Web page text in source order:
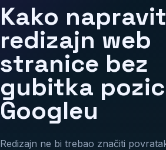
Kako
redizajn web
stranice bez
gubitka
Googleu
Redizajn ne bi trebao značiti